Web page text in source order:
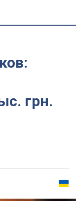
грн.